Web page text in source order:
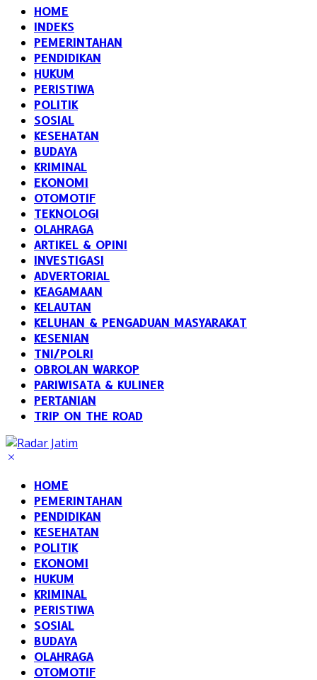
HOME
INDEKS
PEMERINTAHAN
PENDIDIKAN
HUKUM
PERISTIWA
POLITIK
SOSIAL
KESEHATAN
BUDAYA
KRIMINAL
EKONOMI
OTOMOTIF
TEKNOLOGI
OLAHRAGA
ARTIKEL & OPINI
INVESTIGASI
ADVERTORIAL
KEAGAMAAN
KELAUTAN
KELUHAN & PENGADUAN MASYARAKAT
KESENIAN
TNI/POLRI
OBROLAN WARKOP
PARIWISATA & KULINER
PERTANIAN
TRIP ON THE ROAD
HOME
PEMERINTAHAN
PENDIDIKAN
KESEHATAN
POLITIK
EKONOMI
HUKUM
KRIMINAL
PERISTIWA
SOSIAL
BUDAYA
OLAHRAGA
OTOMOTIF